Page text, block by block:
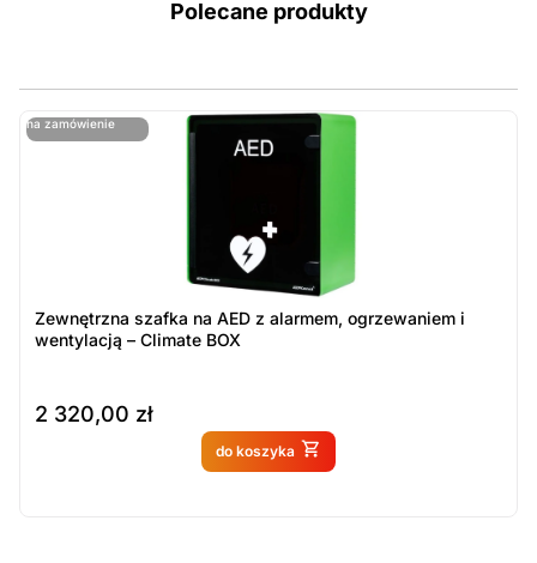
Polecane produkty
na zamówienie
ostatnie sztuki
Zewnętrzna szafka na AED z alarmem, ogrzewaniem i
wentylacją – Climate BOX
2 320,00 zł
do koszyka
Produkt dostępny na